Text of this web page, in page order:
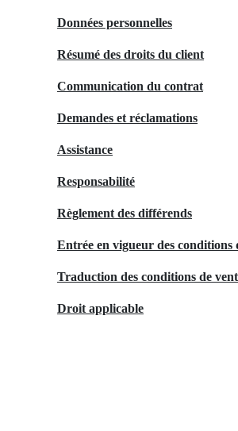
Données personnelles
Résumé des droits du client
Communication du contrat
Demandes et réclamations
Assistance
Responsabilité
Règlement des différends
Entrée en vigueur des conditions
Traduction des conditions de
Droit applicable